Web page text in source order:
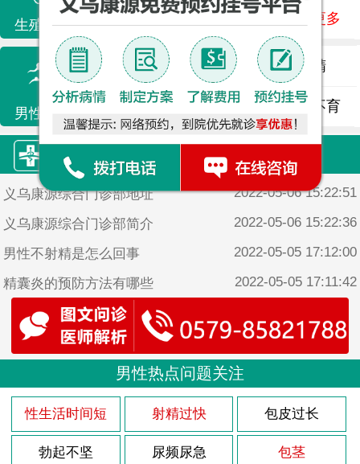
生殖感染 尿相关 泌尿感染 了解更多
男性不育
死精 少精 弱精
精液异常 精子畸形 男性不育
康源·热门文章
义乌康源综合门诊部地址 2022-05-06 15:22:51
义乌康源综合门诊部简介 2022-05-06 15:22:36
男性不射精是怎么回事 2022-05-05 17:12:00
精囊炎的预防方法有哪些 2022-05-05 17:11:42
有哪些防止性生活时间短的方法呢
男性热点问题关注
性生活时间短 射精过快 包皮过长
勃起不坚 尿频尿急 包茎